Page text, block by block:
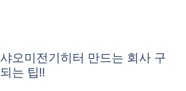
오미전기히터 만드는 회사 구
는 팁!!